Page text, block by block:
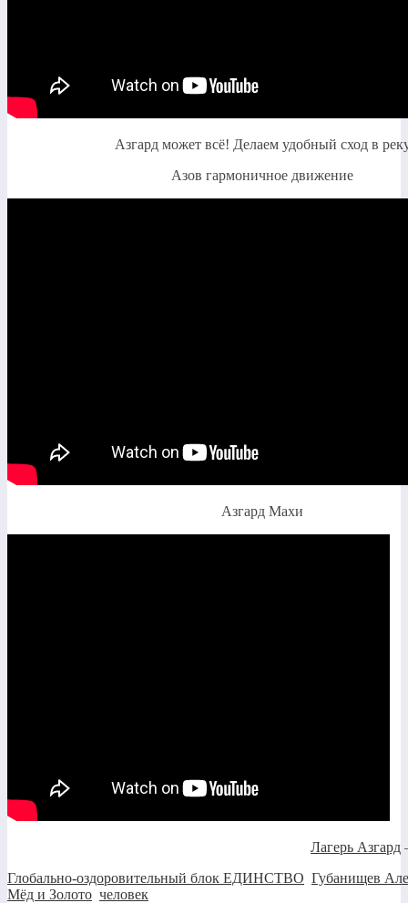
Азгард может всё! Делаем удобный сход в
Азов гармоничное движение
Азгард Махи
Лагерь Азгард
Глобально-оздоровительный блок ЕДИНСТВО Губанищев
Мёд и Золото человек